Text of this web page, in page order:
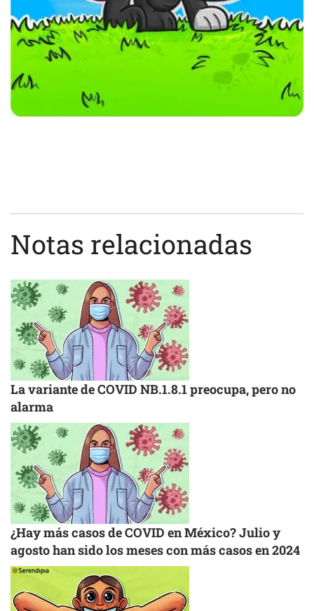
Notas relacionadas
La variante de COVID NB.1.8.1 preocupa, pero no
alarma
¿Hay más casos de COVID en México? Julio y
agosto han sido los meses con más casos en 2024